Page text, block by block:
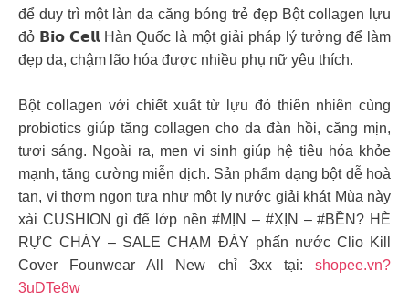
để duy trì một làn da căng bóng trẻ đẹp Bột collagen lựu
đỏ 𝗕𝗶𝗼 𝗖𝗲𝗹𝗹 Hàn Quốc là một giải pháp lý tưởng để làm
đẹp da, chậm lão hóa được nhiều phụ nữ yêu thích.
Bột collagen với chiết xuất từ lựu đỏ thiên nhiên cùng
probiotics giúp tăng collagen cho da đàn hồi, căng mịn,
tươi sáng. Ngoài ra, men vi sinh giúp hệ tiêu hóa khỏe
mạnh, tăng cường miễn dịch. Sản phẩm dạng bột dễ hoà
tan, vị thơm ngon tựa như một ly nước giải khát Mùa này
xài CUSHION gì để lớp nền #MỊN – #XỊN – #BỀN? HÈ
RỰC CHÁY – SALE CHẠM ĐÁY phấn nước Clio Kill
Cover Founwear All New chỉ 3xx tại: shopee.vn?
3uDTe8w